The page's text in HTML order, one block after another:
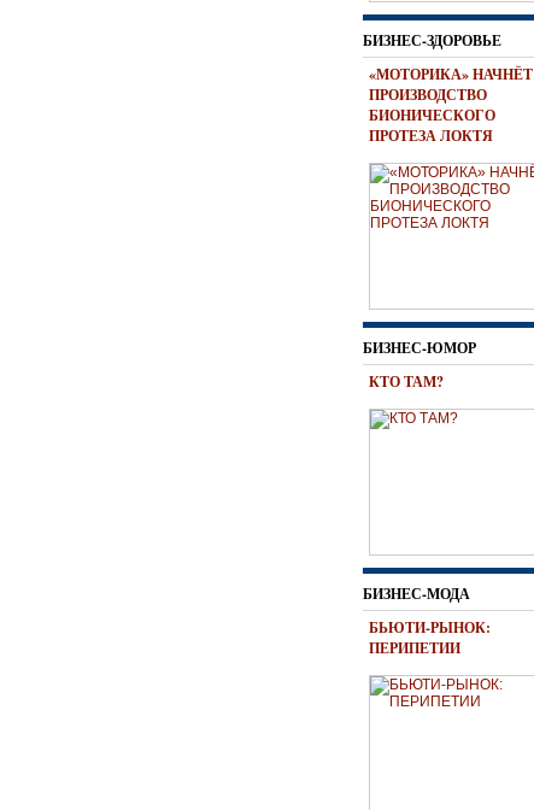
БИЗНЕС-ЗДОРОВЬЕ
«МОТОРИКА» НАЧНЁТ
ПРОИЗВОДСТВО
БИОНИЧЕСКОГО
ПРОТЕЗА ЛОКТЯ
БИЗНЕС-ЮМОР
КТО ТАМ?
БИЗНЕС-МОДА
БЬЮТИ-РЫНОК:
ПЕРИПЕТИИ